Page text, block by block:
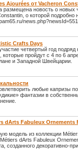
Ajourées от Vacheron
новость о новых
о которой подробно
Crafts Days
четвертый год подряд
которые пройдут с 4 по 6
и Западной Швейцарии.
любые капризы
фантазии в
dArts Fabuleux Ornements
модель из коллекции
dArts Fabuleux
созданного декоративно-